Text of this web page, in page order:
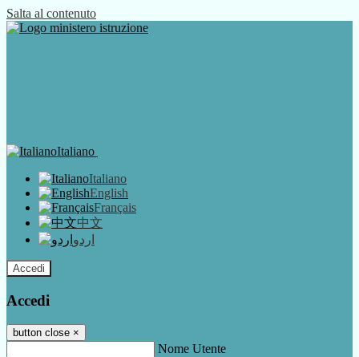
Salta al contenuto
Italiano
Italiano
English
Français
中文
اردو
Accedi
Accedi
button close ×
Nome Utente